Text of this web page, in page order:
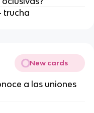
trucha
New cards
a las uniones